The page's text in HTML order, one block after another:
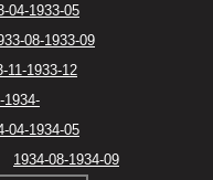
04-1933-05
08-1933-09
11-1933-12
1934-
04-1934-05
1934-08-1934-09